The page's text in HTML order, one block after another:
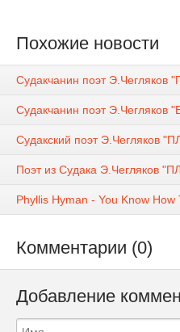
Похожие новости
Судакчанин поэт Э.Чегляков
Судакчанин поэт
Судакский поэт Э.Чегляков
Поэт из Судака Э.Чегляков
Phyllis Hyman - You Know How
Комментарии (0)
Добавление